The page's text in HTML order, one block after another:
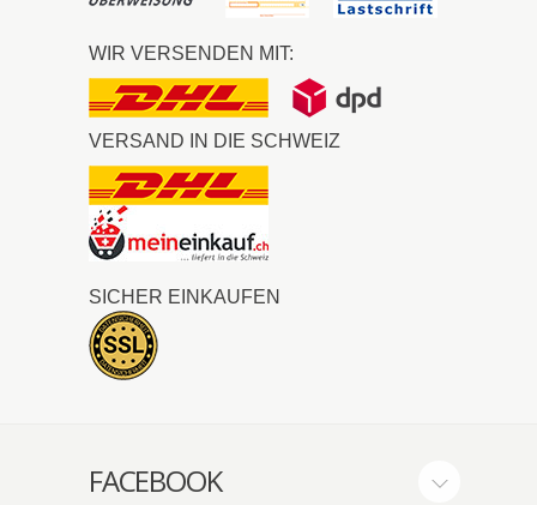
WIR VERSENDEN MIT:
VERSAND IN DIE SCHWEIZ
SICHER EINKAUFEN
FACEBOOK